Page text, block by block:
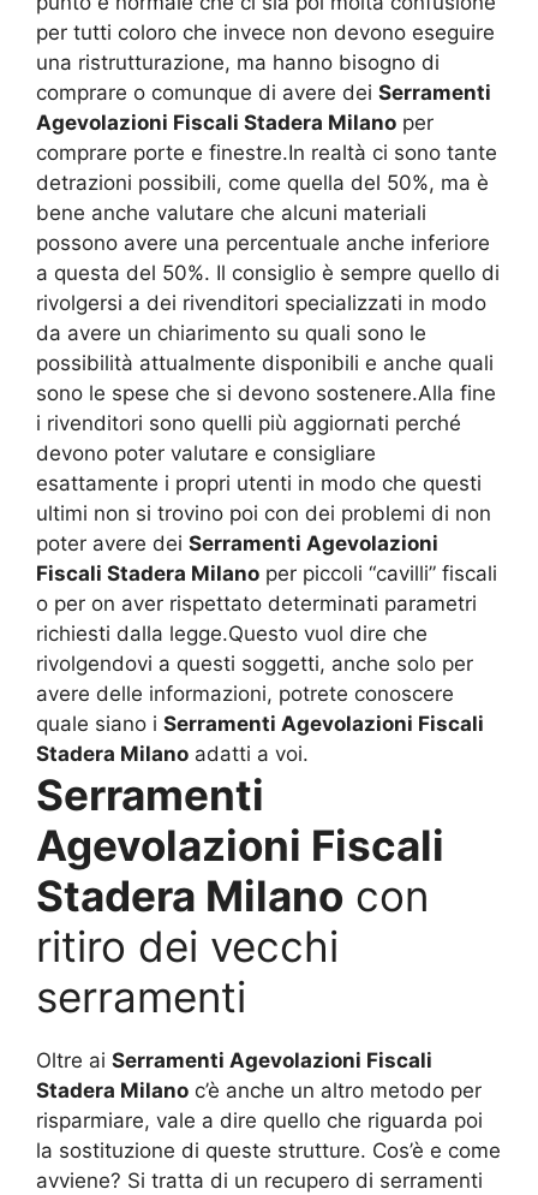
per tutti coloro che invece non devono eseguire
una ristrutturazione, ma hanno bisogno di
comprare o comunque di avere dei Serramenti
Agevolazioni Fiscali Stadera Milano per
comprare porte e finestre.In realtà ci sono tante
detrazioni possibili, come quella del 50%, ma è
bene anche valutare che alcuni materiali
possono avere una percentuale anche inferiore
a questa del 50%. Il consiglio è sempre quello di
rivolgersi a dei rivenditori specializzati in modo
da avere un chiarimento su quali sono le
possibilità attualmente disponibili e anche quali
sono le spese che si devono sostenere.Alla fine
i rivenditori sono quelli più aggiornati perché
devono poter valutare e consigliare
esattamente i propri utenti in modo che questi
ultimi non si trovino poi con dei problemi di non
poter avere dei Serramenti Agevolazioni
Fiscali Stadera Milano per piccoli “cavilli” fiscali
o per on aver rispettato determinati parametri
richiesti dalla legge.Questo vuol dire che
rivolgendovi a questi soggetti, anche solo per
avere delle informazioni, potrete conoscere
quale siano i Serramenti Agevolazioni Fiscali
Stadera Milano adatti a voi.
Serramenti
Agevolazioni Fiscali
Stadera Milano con
ritiro dei vecchi
serramenti
Oltre ai Serramenti Agevolazioni Fiscali
Stadera Milano c’è anche un altro metodo per
risparmiare, vale a dire quello che riguarda poi
la sostituzione di queste strutture. Cos’è e come
avviene? Si tratta di un recupero di serramenti